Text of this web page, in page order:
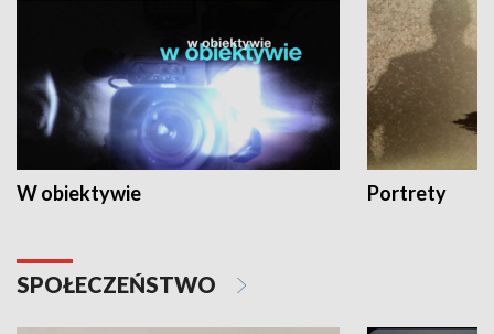
W obiektywie Portrety
SPOŁECZEŃSTWO